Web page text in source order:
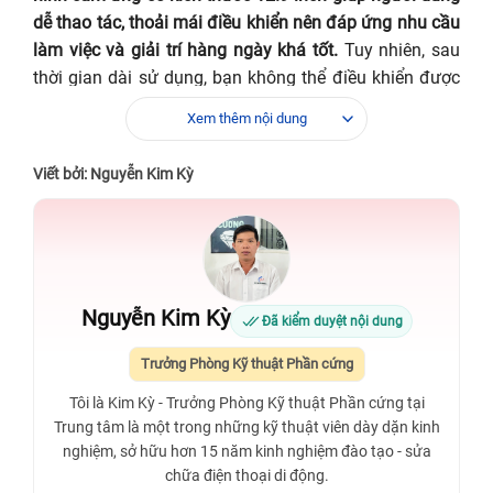
dễ thao tác, thoải mái điều khiển nên đáp ứng nhu cầu
làm việc và giải trí hàng ngày khá tốt. Tuy nhiên, sau
thời gian dài sử dụng, bạn không thể điều khiển được
máy do cảm ứng của iPad xuất hiện tình trạng hư
hỏng. Lúc này, thay cảm ứng iPad Pro 12.9 2020 WiFi
là biện pháp hiệu quả để khắc phục vấn đề.
Xem thêm nội dung
Viết bởi: Nguyễn Kim Kỳ
Nguyễn Kim Kỳ Đã kiểm duyệt nội dung
Trưởng Phòng Kỹ thuật Phần cứng
Tôi là Kim Kỳ - Trưởng Phòng Kỹ thuật Phần cứng tại
Trung tâm là một trong những kỹ thuật viên dày dặn kinh
nghiệm, sở hữu hơn 15 năm kinh nghiệm đào tạo - sửa
chữa điện thoại di động.